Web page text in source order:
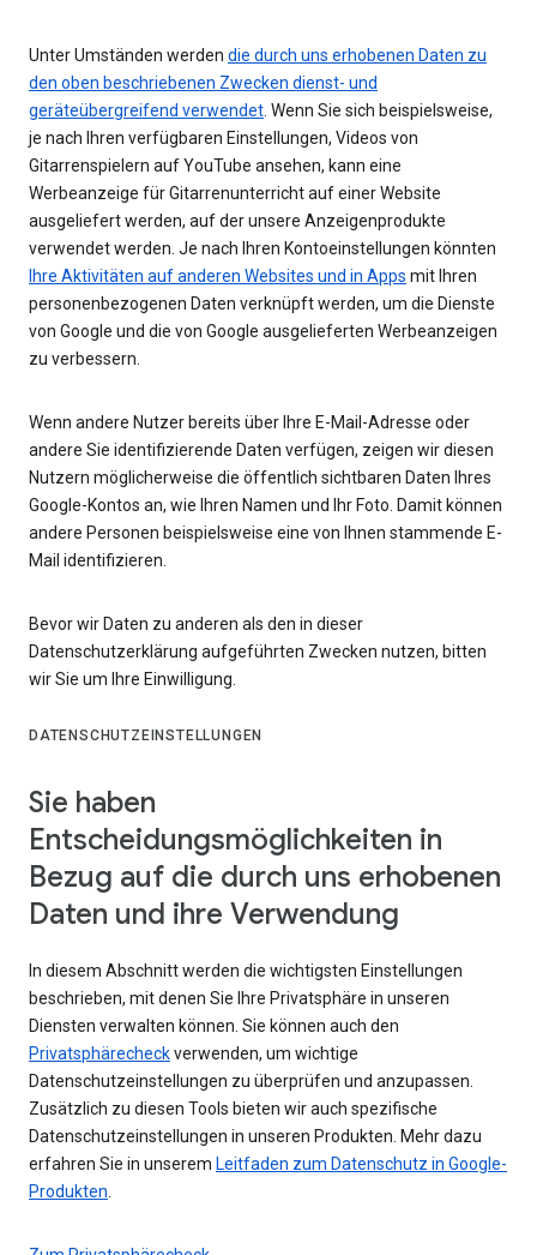
Unter Umständen werden die durch uns erhobenen Daten zu
den oben beschriebenen Zwecken dienst- und
geräteübergreifend verwendet . Wenn Sie sich beispielsweise,
je nach Ihren verfügbaren Einstellungen, Videos von
Gitarrenspielern auf YouTube ansehen, kann eine
Werbeanzeige für Gitarrenunterricht auf einer Website
ausgeliefert werden, auf der unsere Anzeigenprodukte
verwendet werden. Je nach Ihren Kontoeinstellungen könnten
Ihre Aktivitäten auf anderen Websites und in Apps mit Ihren
personenbezogenen Daten verknüpft werden, um die Dienste
von Google und die von Google ausgelieferten Werbeanzeigen
zu verbessern.
Wenn andere Nutzer bereits über Ihre E-Mail-Adresse oder
andere Sie identifizierende Daten verfügen, zeigen wir diesen
Nutzern möglicherweise die öffentlich sichtbaren Daten Ihres
Google-Kontos an, wie Ihren Namen und Ihr Foto. Damit können
andere Personen beispielsweise eine von Ihnen stammende E-
Mail identifizieren.
Bevor wir Daten zu anderen als den in dieser
Datenschutzerklärung aufgeführten Zwecken nutzen, bitten
wir Sie um Ihre Einwilligung.
DATENSCHUTZEINSTELLUNGEN
Sie haben
Entscheidungsmöglichkeiten in
Bezug auf die durch uns erhobenen
Daten und ihre Verwendung
In diesem Abschnitt werden die wichtigsten Einstellungen
beschrieben, mit denen Sie Ihre Privatsphäre in unseren
Diensten verwalten können. Sie können auch den
Privatsphärecheckverwenden, um wichtige
Datenschutzeinstellungen zu überprüfen und anzupassen.
Zusätzlich zu diesen Tools bieten wir auch spezifische
Datenschutzeinstellungen in unseren Produkten. Mehr dazu
erfahren Sie in unserem Leitfaden zum Datenschutz in Google-
Produkten